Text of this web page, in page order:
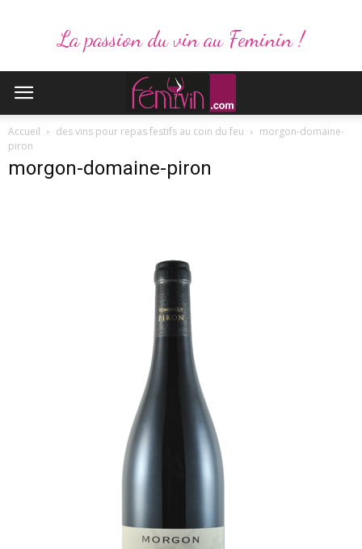
La passion du vin au Feminin !
Accueil des vins pour repas festifs au coin du feu
morgon-domaine-
piron
morgon-domaine-piron